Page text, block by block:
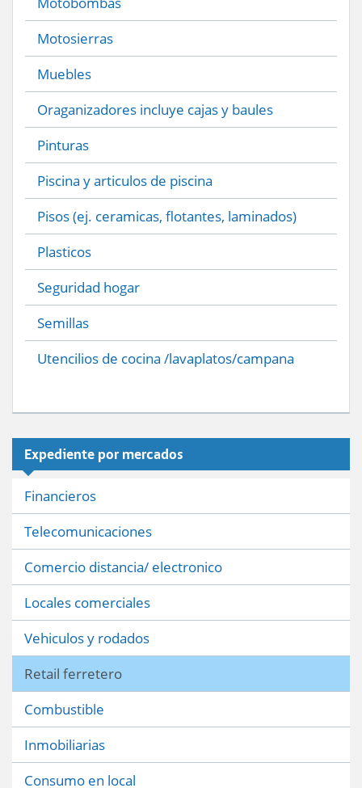
Motosierras
Muebles
Oraganizadores incluye cajas y baules
Pinturas
Piscina y articulos de piscina
Pisos (ej. ceramicas, flotantes, laminados)
Plasticos
Seguridad hogar
Semillas
Utencilios de cocina /lavaplatos/campana
Expediente por mercados
Financieros
Telecomunicaciones
Comercio distancia/ electronico
Locales comerciales
Vehiculos y rodados
Retail ferretero
Combustible
Inmobiliarias
Consumo en local